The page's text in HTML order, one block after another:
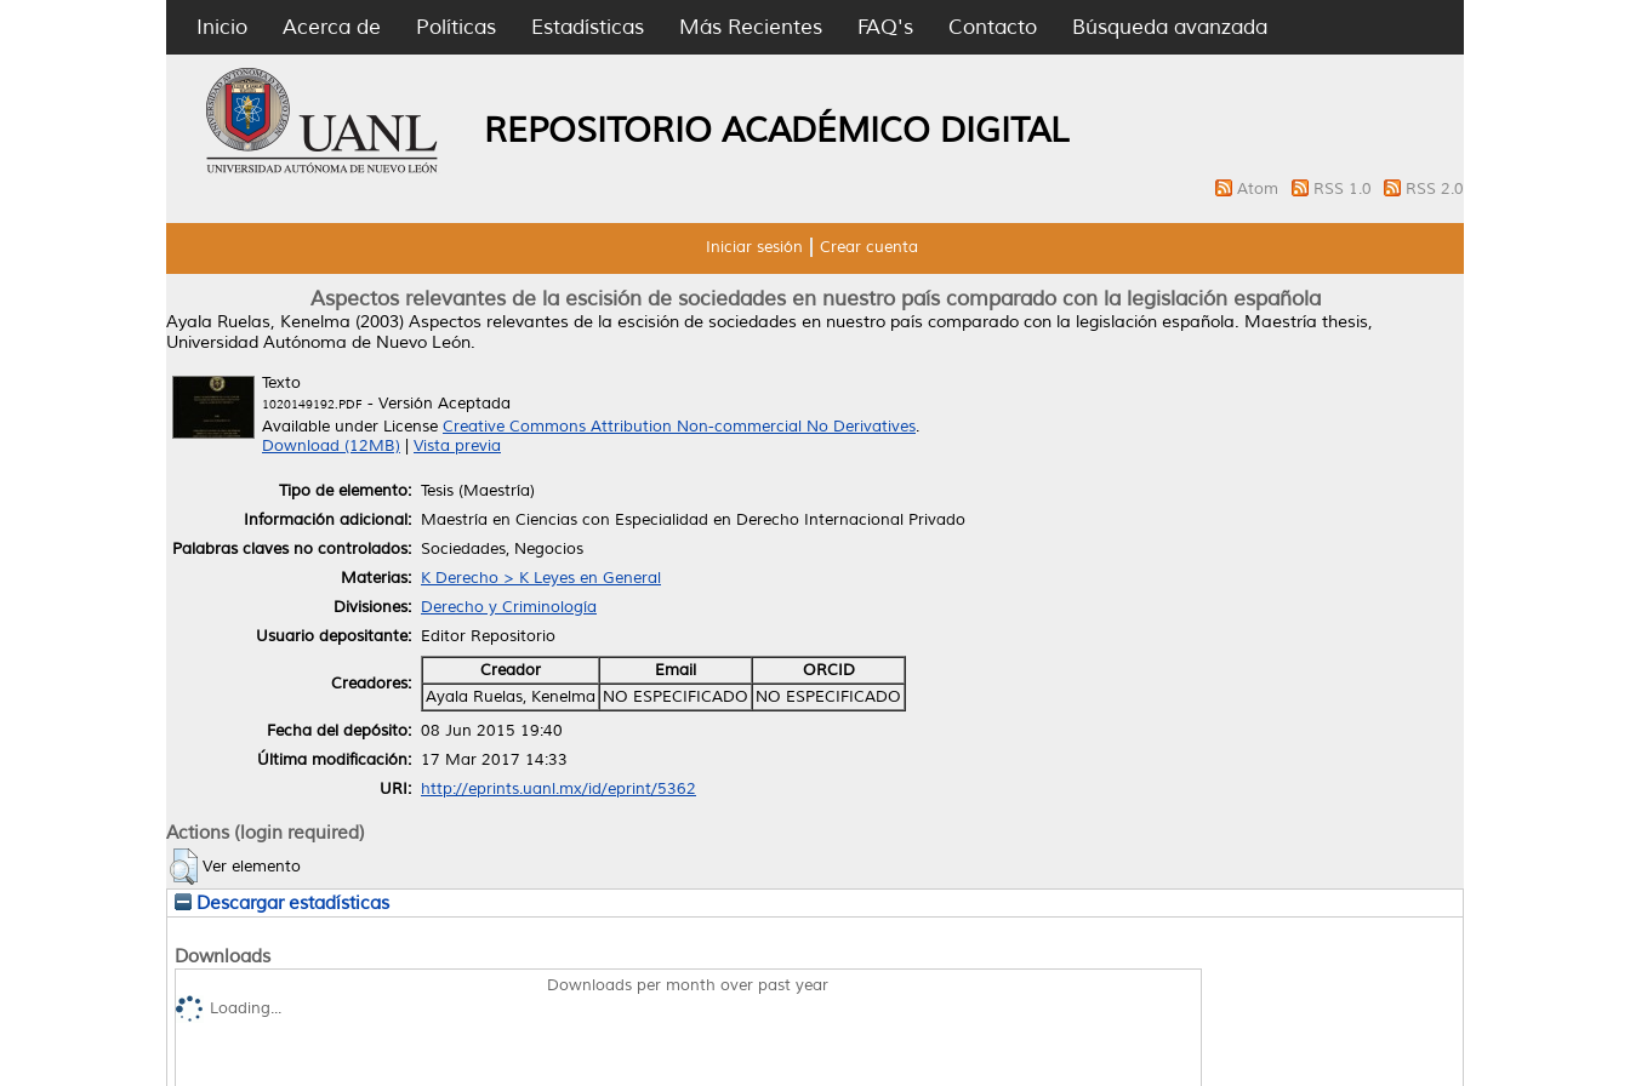
Inicio Acerca de Políticas Estadísticas Más Recientes FAQ's Contacto Búsqueda avanzada
REPOSITORIO ACADÉMICO DIGITAL
Atom RSS 1.0 RSS 2.0
Iniciar sesión Crear cuenta
Aspectos relevantes de la escisión de sociedades en nuestro país comparado con la legislación española
Ayala Ruelas, Kenelma (2003) Aspectos relevantes de la escisión de sociedades en nuestro país comparado con la legislación española. Maestría thesis,
Universidad Autónoma de Nuevo León.
Texto
1020149192.PDF - Versión Aceptada
Available under License Creative Commons Attribution Non-commercial No Derivatives.
Download (12MB)
Vista previa
Tipo de elemento: Tesis (Maestría)
Información adicional: Maestría en Ciencias con Especialidad en Derecho Internacional Privado
Palabras claves no controlados: Sociedades, Negocios
Materias: K Derecho > K Leyes en General
Divisiones: Derecho y Criminología
Usuario depositante: Editor Repositorio
Creadores:
Creador Email
ORCID
Ayala Ruelas, Kenelma NO ESPECIFICADO NO ESPECIFICADO
Fecha del depósito: 08 Jun 2015 19:40
Última modificación: 17 Mar 2017 14:33
URI: http://eprints.uanl.mx/id/eprint/5362
Actions (login required)
Ver elemento
Descargar estadísticas
Downloads
Downloads per month over past year
Loading...